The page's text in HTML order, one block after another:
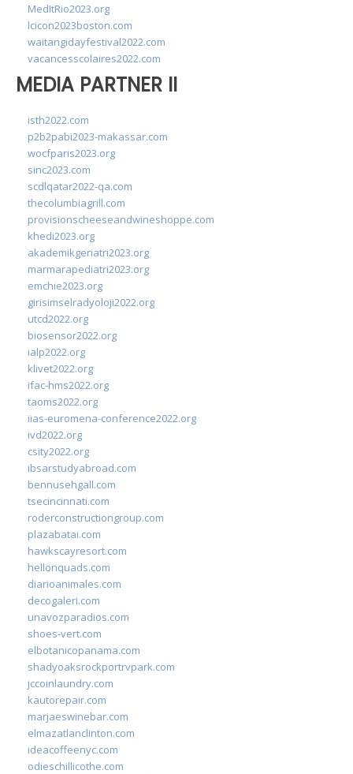
MedItRio2023.org
lcicon2023boston.com
waitangidayfestival2022.com
vacancesscolaires2022.com
MEDIA PARTNER II
isth2022.com
p2b2pabi2023-makassar.com
wocfparis2023.org
sinc2023.com
scdlqatar2022-qa.com
thecolumbiagrill.com
provisionscheeseandwineshoppe.com
khedi2023.org
akademikgeriatri2023.org
marmarapediatri2023.org
emchie2023.org
girisimselradyoloji2022.org
utcd2022.org
biosensor2022.org
ialp2022.org
klivet2022.org
ifac-hms2022.org
taoms2022.org
iias-euromena-conference2022.org
ivd2022.org
csity2022.org
ibsarstudyabroad.com
bennusehgall.com
tsecincinnati.com
roderconstructiongroup.com
plazabatai.com
hawkscayresort.com
hellonquads.com
diarioanimales.com
decogaleri.com
unavozparadios.com
shoes-vert.com
elbotanicopanama.com
shadyoaksrockportrvpark.com
jccoinlaundry.com
kautorepair.com
marjaeswinebar.com
elmazatlanclinton.com
ideacoffeenyc.com
odieschillicothe.com